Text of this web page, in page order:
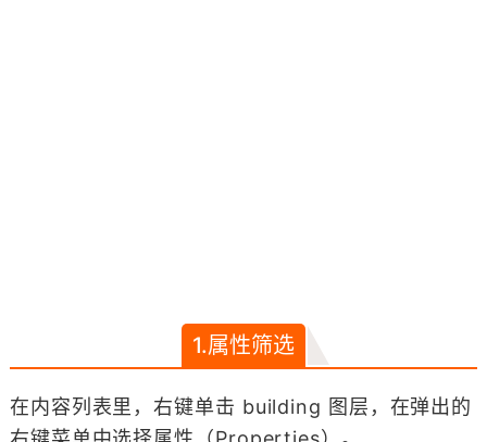
1.属性筛选
在内容列表里，右键单击 building 图层，在弹出的